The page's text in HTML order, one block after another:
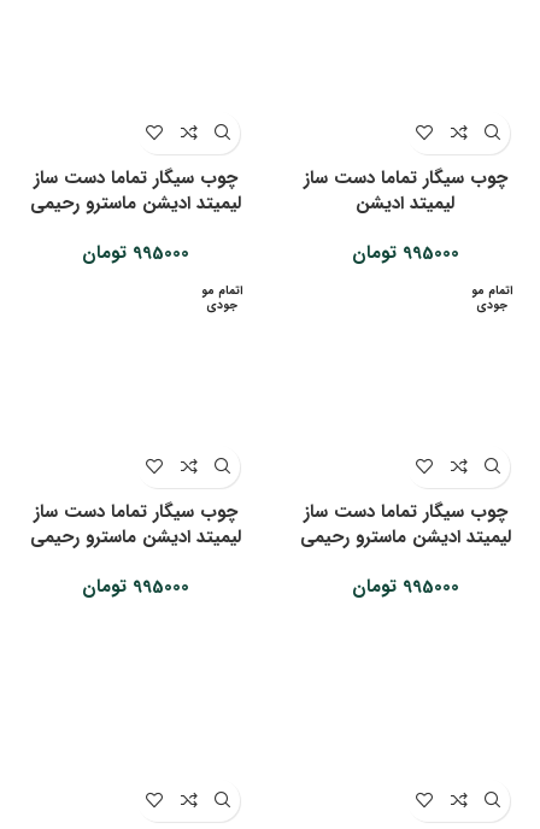
چوب سیگار تماما دست ساز
لیمیتد ادیشن
995000 تومان
چوب سیگار تماما دست ساز
لیمیتد ادیشن ماسترو رحیمی
995000 تومان
اتمام مو
جودی
چوب سیگار تماما دست ساز
لیمیتد ادیشن ماسترو رحیمی
995000 تومان
اتمام مو
جودی
چوب سیگار تماما دست ساز
لیمیتد ادیشن ماسترو رحیمی
995000 تومان